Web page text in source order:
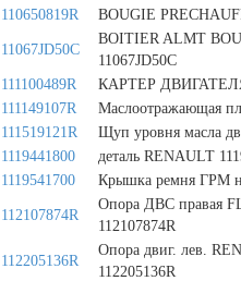
110650819R
BOUGIE
11067JD50C
BOITIER ALMT
11067JD50C
111100489R
КАРТЕР
111149107R
Маслоотражающая
111519121R
Щуп уровня масла
1119441800
деталь RENAULT
1119541700
Крышка ремня ГРМ
112107874R
Опора ДВС правая
112107874R
112205136R
Опора двиг. лев.
112205136R